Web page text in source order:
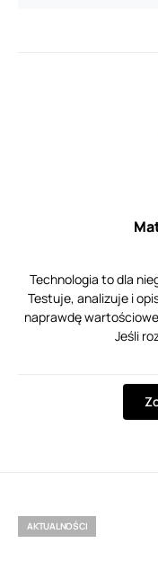
Technologia to dla
Testuje, analizuje i
naprawdę
Jeśli
AKTUALNOŚCI